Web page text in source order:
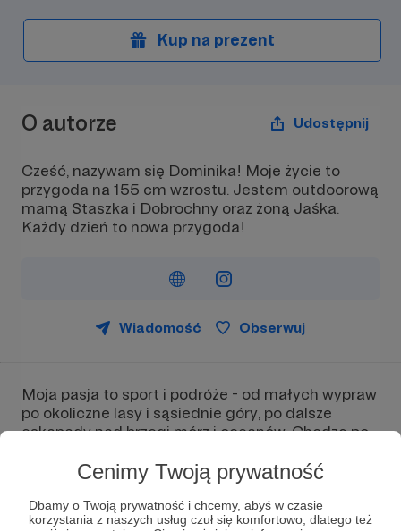
Cenimy Twoją prywatność
Dbamy o Twoją prywatność i chcemy, abyś w czasie
korzystania z naszych usług czuł się komfortowo, dlatego też
Kup na prezent
O autorze Udostępnij
Cześć, nazywam się Dominika! Moje życie to
przygoda na 155 cm wzrostu. Jestem outdoorową
mamą Staszka i Dobrochny oraz żoną Jaśka.
Każdy dzień to nowa przygoda!
Wiadomość Obserwuj
Moja pasja to sport i podróże - od małych wypraw
po okoliczne lasy i sąsiednie góry, po dalsze
eskapady nad brzegi mórz i oceanów. Chodzę po
skiturach zimą, a to wszystko robię również w
towarzystwie dzieci. Stworzyłam tę przestrzeń dla
rodziców, którzy chcą aktywnie spędzać czas ze
swoimi dziećmi, mają wiele pytań i nie wiedzą, jak